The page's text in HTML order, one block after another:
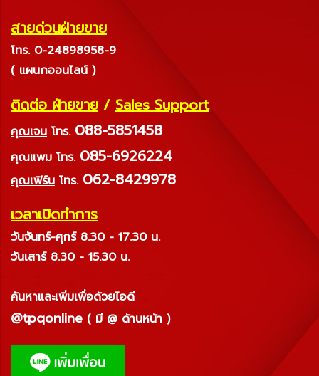
สายด่วนฝ่ายขาย
โทร. 0-24898958-9
( แผนกออนไลน์ )
ติดต่อ ฝ่ายขาย / Sales Support
คุณเจน โทร. 088-5851458
คุณแพม โทร. 085-6926224
คุณเฟิร์น โทร. 062-8429978
เวลาเปิดทำการ
วันจันทร์-ศุกร์ 8.30 - 17.30 น.
วันเสาร์ 8.30 - 15.30 น.
ค้นหาและเพิ่มเพื่อด้วยไอดี
@tpqonline ( มี @ ด้านหน้า )